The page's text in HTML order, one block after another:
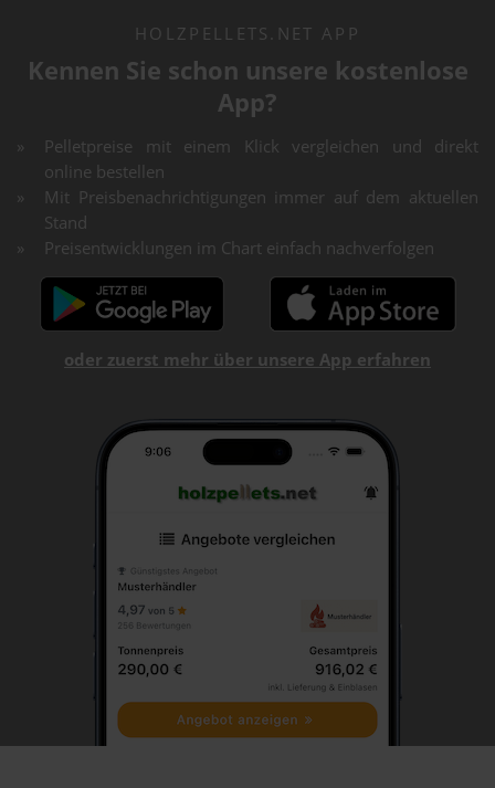
HOLZPELLETS.NET APP
Kennen Sie schon unsere kostenlose
App?
Pelletpreise mit einem Klick vergleichen und direkt
online bestellen
Mit Preisbenachrichtigungen immer auf dem aktuellen
Stand
Preisentwicklungen im Chart einfach nachverfolgen
oder zuerst mehr über unsere App erfahren